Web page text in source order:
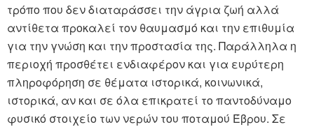
τρόπο που δεν διαταράσσει την άγρια ζωή αλλά
αντίθετα προκαλεί τον θαυμασμό και την επιθυμία
για την γνώση και την προστασία της. Παράλληλα η
περιοχή προσθέτει ενδιαφέρον και για ευρύτερη
πληροφόρηση σε θέματα ιστορικά, κοινωνικά,
ιστορικά, αν και σε όλα επικρατεί το παντοδύναμο
φυσικό στοιχείο των νερών του ποταμού Έβρου. Σε